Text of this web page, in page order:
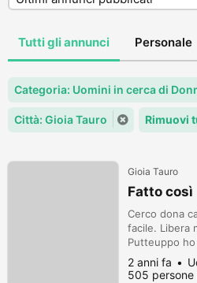
Tutti gli annunci Personale
Categoria: Uomini in cerca di
Città: Gioia Tauro Rimuovi
Gioia Tauro
Fatto così
Cerco dona
facile. Libera
Putteuppo
anni forse è
tempo
2 anni fa
505 persone